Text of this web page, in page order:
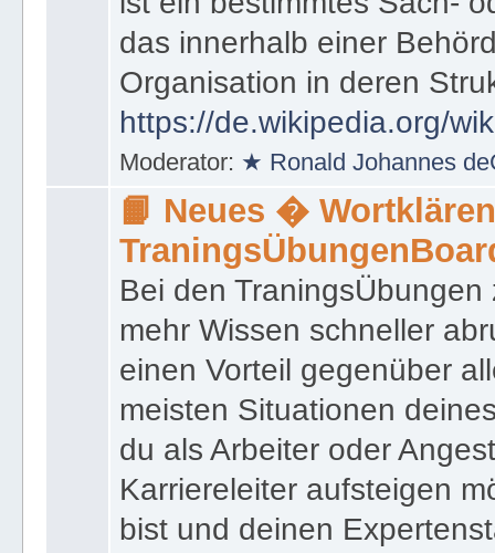
ist ein bestimmtes Sach-
das innerhalb einer
Organisation in deren
https://de.wikipedia.org/
Moderator:★ Ronald Johannes
📙 Neues �
Bei den
mehr Wissen schneller
einen Vorteil gegenüber
meisten Situationen
du als Arbeiter oder
Karriereleiter aufsteigen